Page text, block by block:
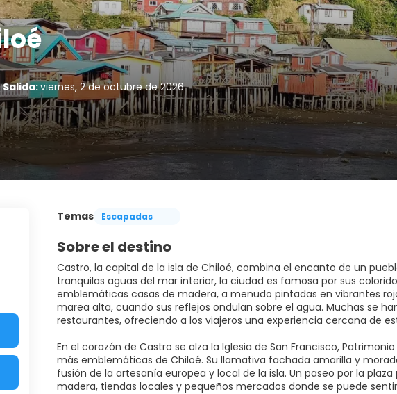
Salida:viernes, 2 de octubre de 2026
Temas Escapadas
Sobre el destino
Castro, la capital de la isla de Chiloé, combina el encanto de un
tranquilas aguas del mar interior, la ciudad es famosa por sus
emblemáticas casas de madera, a menudo pintadas en vibrantes
marea alta, cuando sus reflejos ondulan sobre el agua. Muchas se
restaurantes, ofreciendo a los viajeros una experiencia cercana de
En el corazón de Castro se alza la Iglesia de San Francisco,
más emblemáticas de Chiloé. Su llamativa fachada amarilla y
fusión de la artesanía europea y local de la isla. Un paseo por la
madera, tiendas locales y pequeños mercados donde se puede